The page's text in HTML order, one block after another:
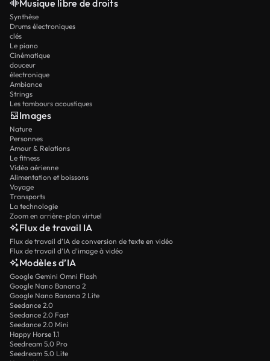
Musique libre de droits
Synthèse
Drums électroniques
clés
Le piano
Cinématique
douceur
électronique
Ambiance
Strings
Les tambours acoustiques
Images
Nature
Personnes
Amour & Relations
Le fitness
Vidéo aérienne
Alimentation et boissons
Voyage
Transports
La technologie
Zoom en arrière-plan virtuel
Flux de travail IA
Flux de travail d’IA de conversion de texte en vidéo
Flux de travail d’IA d’image à vidéo
Modèles d’IA
Google Gemini Omni Flash
Google Nano Banana 2
Google Nano Banana 2 Lite
Seedance 2.0
Seedance 2.0 Fast
Seedance 2.0 Mini
Happy Horse 1.1
Seedream 5.0 Pro
Seedream 5.0 Lite